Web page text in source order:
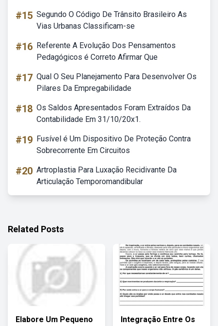
#15 Segundo O Código De Trânsito Brasileiro As
Vias Urbanas Classificam-se
#16 Referente A Evolução Dos Pensamentos
Pedagógicos é Correto Afirmar Que
#17 Qual O Seu Planejamento Para Desenvolver Os
Pilares Da Empregabilidade
#18 Os Saldos Apresentados Foram Extraídos Da
Contabilidade Em 31/10/20x1.
#19 Fusível é Um Dispositivo De Proteção Contra
Sobrecorrente Em Circuitos
#20 Artroplastia Para Luxação Recidivante Da
Articulação Temporomandibular
Related Posts
Elabore Um Pequeno
Integração Entre Os